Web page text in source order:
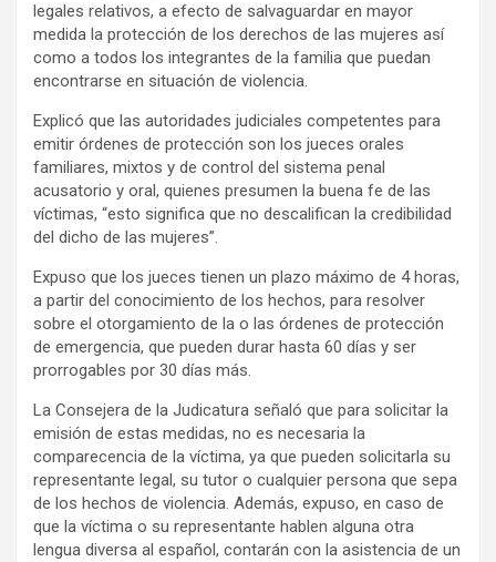
legales relativos, a efecto de salvaguardar en mayor
medida la protección de los derechos de las mujeres así
como a todos los integrantes de la familia que puedan
encontrarse en situación de violencia.
Explicó que las autoridades judiciales competentes para
emitir órdenes de protección son los jueces orales
familiares, mixtos y de control del sistema penal
acusatorio y oral, quienes presumen la buena fe de las
víctimas, “esto significa que no descalifican la credibilidad
del dicho de las mujeres”.
Expuso que los jueces tienen un plazo máximo de 4 horas,
a partir del conocimiento de los hechos, para resolver
sobre el otorgamiento de la o las órdenes de protección
de emergencia, que pueden durar hasta 60 días y ser
prorrogables por 30 días más.
La Consejera de la Judicatura señaló que para solicitar la
emisión de estas medidas, no es necesaria la
comparecencia de la víctima, ya que pueden solicitarla su
representante legal, su tutor o cualquier persona que sepa
de los hechos de violencia. Además, expuso, en caso de
que la víctima o su representante hablen alguna otra
lengua diversa al español, contarán con la asistencia de un